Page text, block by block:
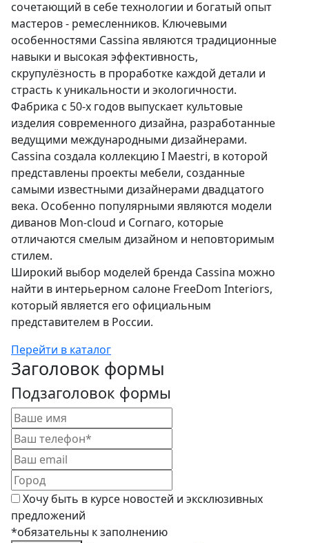
сочетающий в себе технологии и богатый опыт
мастеров - ремесленников. Ключевыми
особенностями Cassina являются традиционные
навыки и высокая эффективность,
скрупулёзность в проработке каждой детали и
страсть к уникальности и экологичности.
Фабрика с 50-х годов выпускает культовые
изделия современного дизайна, разработанные
ведущими международными дизайнерами.
Cassina создала коллекцию I Maestri, в которой
представлены проекты мебели, созданные
самыми известными дизайнерами двадцатого
века. Особенно популярными являются модели
диванов Mon-cloud и Cornaro, которые
отличаются смелым дизайном и неповторимым
стилем.
Широкий выбор моделей бренда Cassina можно
найти в интерьерном салоне FreeDom Interiors,
который является его официальным
представителем в России.
Перейти в каталог
Заголовок формы
Подзаголовок формы
Хочу быть в курсе новостей и эксклюзивных
предложений
*обязательны к заполнению